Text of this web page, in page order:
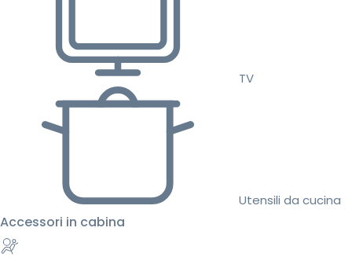
TV
Utensili da cucina
Accessori in cabina